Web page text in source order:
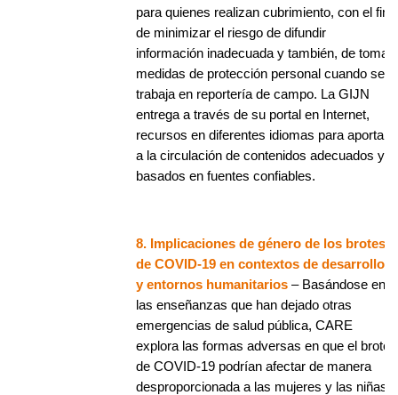
para quienes realizan cubrimiento, con el fin
de minimizar el riesgo de difundir
información inadecuada y también, de tomar
medidas de protección personal cuando se
trabaja en reportería de campo. La GIJN
entrega a través de su portal en Internet,
recursos en diferentes idiomas para aportar
a la circulación de contenidos adecuados y
basados en fuentes confiables.
8. Implicaciones de género de los brotes
de COVID-19 en contextos de desarrollo
y entornos humanitarios – Basándose en
las enseñanzas que han dejado otras
emergencias de salud pública, CARE
explora las formas adversas en que el brote
de COVID-19 podrían afectar de manera
desproporcionada a las mujeres y las niñas.